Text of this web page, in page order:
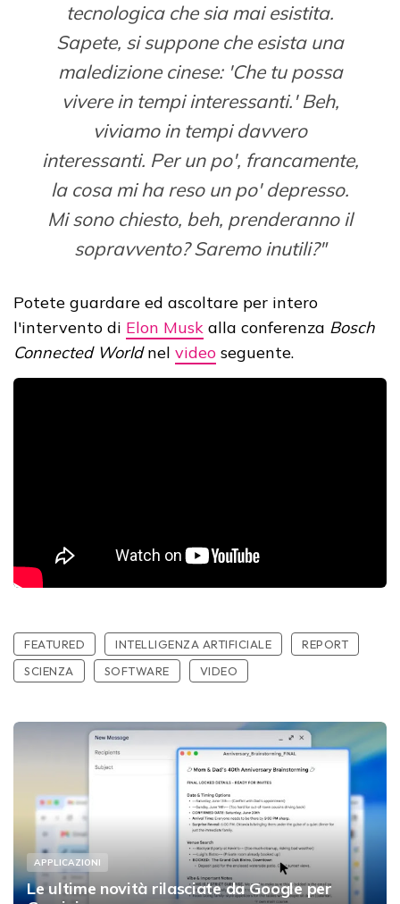
tecnologica che sia mai esistita.
Sapete, si suppone che esista una
maledizione cinese: 'Che tu possa
vivere in tempi interessanti.' Beh,
viviamo in tempi davvero
interessanti. Per un po', francamente,
la cosa mi ha reso un po' depresso.
Mi sono chiesto, beh, prenderanno il
sopravvento? Saremo inutili?"
Potete guardare ed ascoltare per intero
l'intervento di Elon Musk alla conferenza Bosch
Connected Worldnel video seguente.
FEATURED INTELLIGENZA ARTIFICIALE
REPORT
SCIENZA
SOFTWARE VIDEO
APPLICAZIONI
Le ultime novità rilasciate da Google per